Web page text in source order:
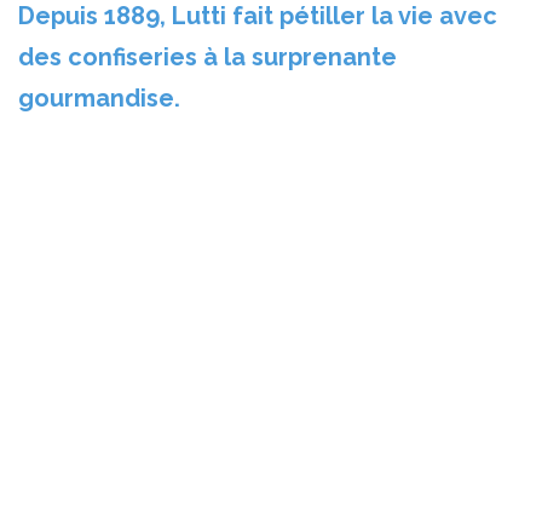
Depuis 1889, Lutti fait pétiller la vie avec
des confiseries à la surprenante
gourmandise.